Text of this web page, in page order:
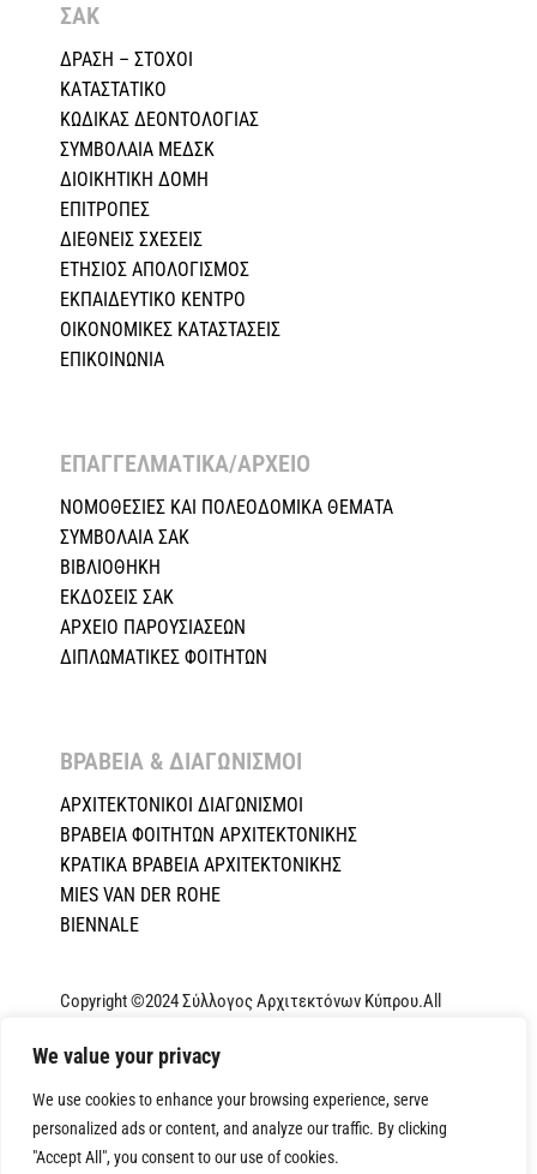
We value your privacy
We use cookies to enhance your browsing experience, serve
personalized ads or content, and analyze our traffic. By clicking
"Accept All", you consent to our use of cookies.
ΣΑΚ
ΔΡΑΣΗ – ΣΤΟΧΟΙ
ΚΑΤΑΣΤΑΤΙΚΟ
ΚΩΔΙΚΑΣ ΔΕΟΝΤΟΛΟΓΙΑΣ
ΣΥΜΒΟΛΑΙΑ ΜΕΔΣΚ
ΔΙΟΙΚΗΤΙΚΗ ΔΟΜΗ
ΕΠΙΤΡΟΠΕΣ
ΔΙΕΘΝΕΙΣ ΣΧΕΣEIΣ
ΕΤΗΣΙΟΣ ΑΠΟΛΟΓΙΣΜΟΣ
ΕΚΠΑΙΔΕΥΤΙΚΟ ΚΕΝΤΡΟ
ΟΙΚΟΝΟΜΙΚΕΣ ΚΑΤΑΣΤΑΣΕΙΣ
ΕΠΙΚΟΙΝΩΝΙΑ
ΕΠΑΓΓΕΛΜΑΤΙΚΑ/ΑΡΧΕΙΟ ​
ΝΟΜΟΘΕΣΙΕΣ KAI ΠΟΛΕΟΔΟΜΙΚΑ ΘΕΜΑΤΑ
ΣΥΜΒΟΛΑΙΑ ΣΑΚ
ΒΙΒΛΙΟΘΗΚΗ
ΕΚΔΟΣΕΙΣ ΣΑΚ
ΑΡΧΕΙΟ ΠΑΡΟΥΣΙΑΣΕΩΝ
ΔΙΠΛΩΜΑΤΙΚΕΣ ΦΟΙΤΗΤΩΝ
ΒΡΑΒΕΙΑ & ΔΙΑΓΩΝΙΣΜΟΙ ​
ΑΡΧΙΤΕΚΤΟΝΙΚΟΙ ΔΙΑΓΩΝΙΣΜΟΙ
ΒΡΑΒΕΙΑ ΦΟΙΤΗΤΩΝ ΑΡΧΙΤΕΚΤΟΝΙΚΗΣ
ΚΡΑΤΙΚΑ ΒΡΑΒΕΙΑ ΑΡΧΙΤΕΚΤΟΝΙΚΗΣ
MIES VAN DER ROHE
BIENNALE
Copyright ©2024 Σύλλογος Αρχιτεκτόνων Κύπρου.All
Privacy Policy